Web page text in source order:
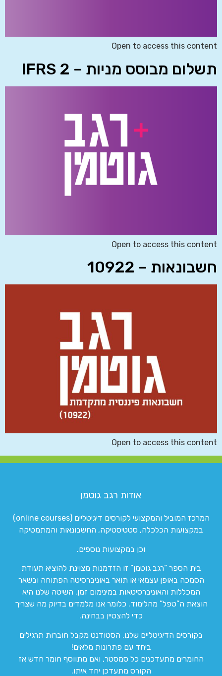
Open to access this content
תשלום מבוסס מניות – IFRS 2
Open to access this content
חשבונאות – 10922
Open to access this content
אודות רגב גוטמן
המרכז המוביל והמקצועי לקורסים דיגיטליים (online courses)
במקצועות הכלכלה, סטטיסטיקה, החשבונאות והמתמטיקה
וכן במקצועות נוספים.
בית הספר “רגב גוטמן” זו הזדמנות מצוינת להוציא תעודת
הסמכה באופן עצמאי או תואר באוניברסיטה הפתוחה ובשאר
המכללות והאוניברסיטאות במינימום זמן. השיטה שלנו היא
הוצאת ה”טפל” מהלימוד. כלומר אנו מלמדים בדיוק מה שצריך
כדי להצטיין בבחינה.
בקורסים הדיגיטליים שלנו, הסטודנט מקבל חוברות תרגילים
ביחד עם פתרונות מלאים!
החומרים מתעדכנים כל סמסטר, ואם מתווסף חומר חדש אז
הקורס מתעדכן יחד איתו.